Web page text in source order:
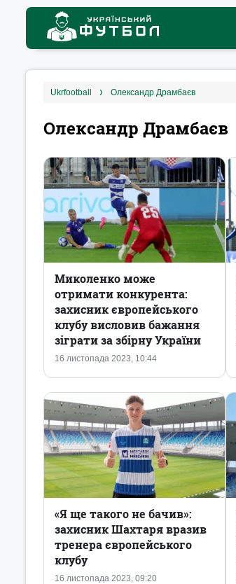
ukrfootball Олександр Драмбаєв
Олександр Драмбаєв
16 листопада 2023, 10:44
Миколенко може
отримати конкурента:
захисник європейського
клубу висловив бажання
зіграти за збірну України
16 листопада 2023, 09:20
«Я ще такого не бачив»:
захисник Шахтаря вразив
тренера європейського
клубу